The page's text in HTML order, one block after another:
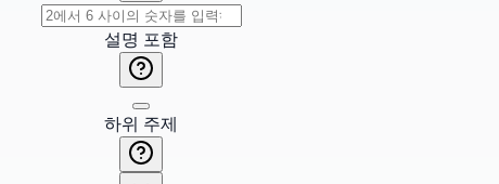
설명 포함
하위 주제